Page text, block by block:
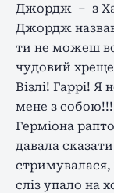
Джордж – з
Джордж
ти не можеш
чудовий
Візлі! Гаррі!
мене з
Герміона
давала
стримувалася,
сліз упало на